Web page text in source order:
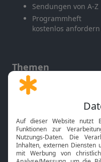
Sendungen von A-Z
Programmheft
kostenlos anfordern
Themen
Gott und Bibel erklärt
Neuigkeiten